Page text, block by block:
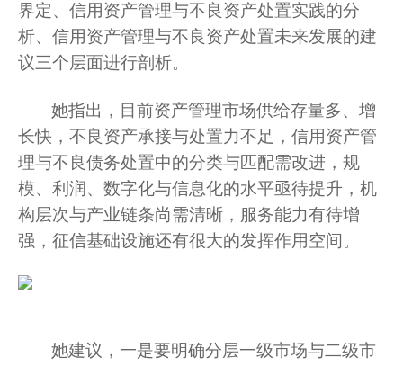
界定、信用资产管理与不良资产处置实践的分
析、信用资产管理与不良资产处置未来发展的建
议三个层面进行剖析。
她指出，目前资产管理市场供给存量多、增
长快，不良资产承接与处置力不足，信用资产管
理与不良债务处置中的分类与匹配需改进，规
模、利润、数字化与信息化的水平亟待提升，机
构层次与产业链条尚需清晰，服务能力有待增
强，征信基础设施还有很大的发挥作用空间。
她建议，一是要明确分层一级市场与二级市